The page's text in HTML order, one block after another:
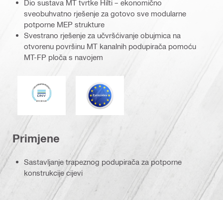
Dio sustava MT tvrtke Hilti – ekonomično
sveobuhvatno rješenje za gotovo sve modularne
potporne MEP strukture
Svestrano rješenje za učvršćivanje obujmica na
otvorenu površinu MT kanalnih podupirača pomoću
MT-FP ploča s navojem
DNV Eurocode
Primjene
Sastavljanje trapeznog podupirača za potporne
konstrukcije cijevi